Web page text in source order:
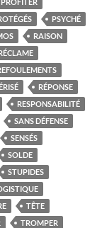
PSYCHÉ
RAISON
RÉPONSE
RESPONSABILITÉ
SANS DÉFENSE
SENSÉS
SOLDE
STUPIDES
TÊTE
TROMPER